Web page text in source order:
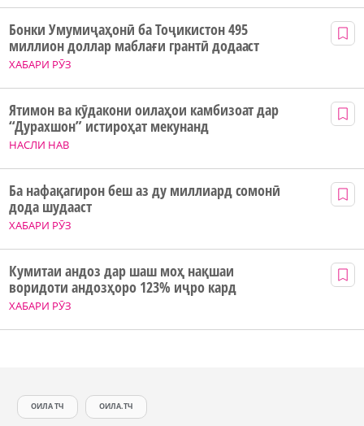
ХАБАРИ РӮЗ
Бонки Умумиҷаҳонӣ ба Тоҷикистон 495
миллион доллар маблағи грантӣ додааст
НАСЛИ НАВ
Ятимон ва кӯдакони оилаҳои камбизоат дар
“Дурахшон” истироҳат мекунанд
ХАБАРИ РӮЗ
Ба нафақагирон беш аз ду миллиард сомонӣ
дода шудааст
ХАБАРИ РӮЗ
Кумитаи андоз дар шаш моҳ нақшаи
воридоти андозҳоро 123% иҷро кард
ОИЛА ТЧ ОИЛА.ТЧ